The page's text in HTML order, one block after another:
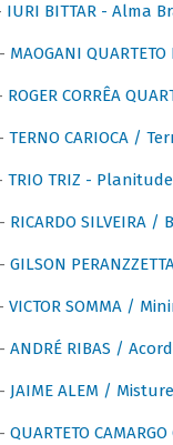
IURI BITTAR - Alma
MAOGANI
ROGER CORRÊA
TERNO CARIOCA /
TRIO TRIZ - Planitude
RICARDO SILVEIRA /
GILSON
VICTOR SOMMA /
ANDRÉ RIBAS /
JAIME ALEM /
QUARTETO